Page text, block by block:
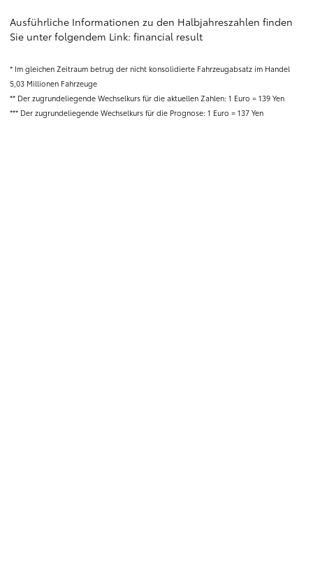
Ausführliche Informationen zu den Halbjahreszahlen finden
Sie unter folgendem Link: financial result
* Im gleichen Zeitraum betrug der nicht konsolidierte Fahrzeugabsatz im Handel
5,03 Millionen Fahrzeuge
** Der zugrundeliegende Wechselkurs für die aktuellen Zahlen: 1 Euro = 139 Yen
*** Der zugrundeliegende Wechselkurs für die Prognose: 1 Euro = 137 Yen